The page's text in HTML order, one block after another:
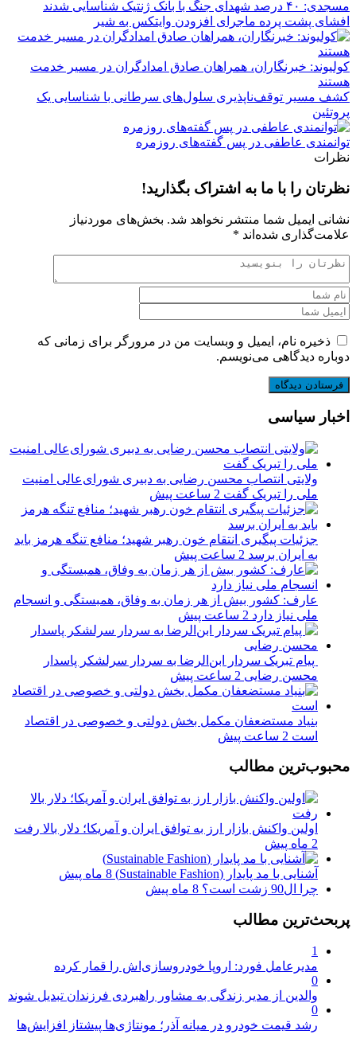
مسجدی: ۴۰ درصد شهدای جنگ با بانک ژنتیک شناسایی شدند
افشای پشت پرده ماجرای افزودن وایتکس به شیر
کولیوند: خبرنگاران، همراهان صادق امدادگران در مسیر خدمت
هستند
کشف مسیر توقف‌ناپذیری سلول‌های سرطانی با شناسایی یک
پروتئین
توانمندی عاطفی در پس گفته‌های روزمره
نظرات
نظرتان را با ما به اشتراک بگذارید!
نشانی ایمیل شما منتشر نخواهد شد. بخش‌های موردنیاز
علامت‌گذاری شده‌اند *
ذخیره نام، ایمیل و وبسایت من در مرورگر برای زمانی که
دوباره دیدگاهی می‌نویسم.
اخبار سیاسی
ولایتی انتصاب محسن رضایی به دبیری شورای‌عالی امنیت
ملی را تبریک گفت 2 ساعت پیش
جزئیات پیگیری انتقام خون رهبر شهید؛ منافع تنگه هرمز باید
به ایران برسد 2 ساعت پیش
عارف: کشور بیش از هر زمان به وفاق، همبستگی و انسجام
ملی نیاز دارد 2 ساعت پیش
پیام تبریک سردار ابن‌الرضا به سردار سرلشکر پاسدار
محسن رضایی 2 ساعت پیش
بنیاد مستضعفان مکمل بخش دولتی و خصوصی در اقتصاد
است 2 ساعت پیش
محبوب‌ترین مطالب
اولین واکنش بازار ارز به توافق ایران و آمریکا؛ دلار بالا رفت
2 ماه پیش
آشنایی با مد پایدار (Sustainable Fashion)
8 ماه پیش
چرا ال90 زشت است؟
8 ماه پیش
پربحث‌ترین مطالب
1
مدیرعامل فورد: اروپا خودروسازی‌اش را قمار کرده
0
والدین از مدیر زندگی به مشاور راهبردی فرزندان تبدیل شوند
0
رشد قیمت خودرو در میانه آذر؛ مونتاژی‌ها پیشتاز افزایش‌ها